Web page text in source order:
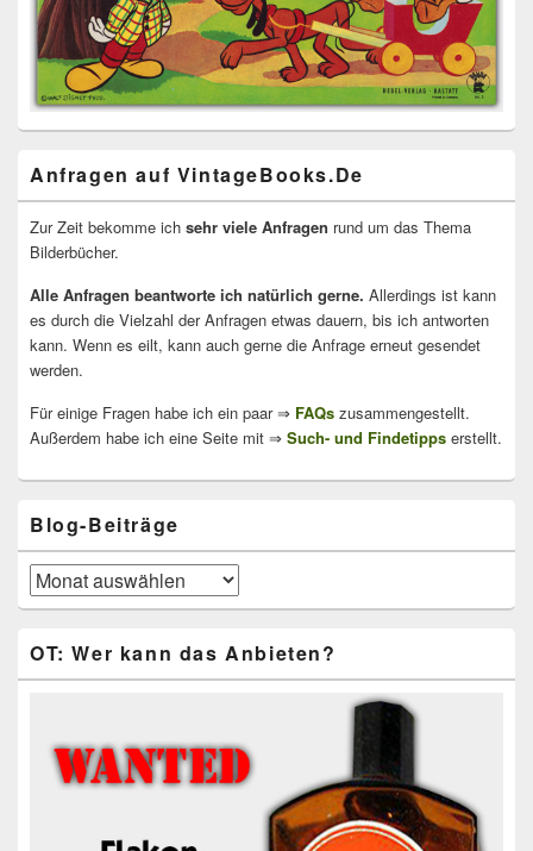
Anfragen auf VintageBooks.De
Zur Zeit bekomme ich sehr viele Anfragen rund um das Thema
Bilderbücher.
Alle Anfragen beantworte ich natürlich gerne. Allerdings ist kann
es durch die Vielzahl der Anfragen etwas dauern, bis ich antworten
kann. Wenn es eilt, kann auch gerne die Anfrage erneut gesendet
werden.
Für einige Fragen habe ich ein paar ⇒ FAQs zusammengestellt.
Außerdem habe ich eine Seite mit ⇒ Such- und Findetipps erstellt.
Blog-Beiträge
Blog-
Beiträge
OT: Wer kann das Anbieten?